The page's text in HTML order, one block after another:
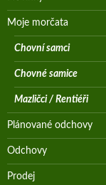
Moje morčata
Chovní samci
Chovné samice
Mazličci / Rentiéři
Plánované odchovy
Odchovy
Prodej